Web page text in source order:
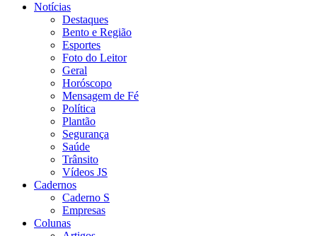
Notícias
Destaques
Bento e Região
Esportes
Foto do Leitor
Geral
Horóscopo
Mensagem de Fé
Política
Plantão
Segurança
Saúde
Trânsito
Vídeos JS
Cadernos
Caderno S
Empresas
Colunas